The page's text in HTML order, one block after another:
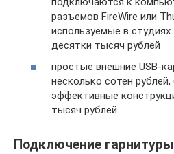
разъемов FireWire или
используемые в студиях
десятки тысяч рублей
простые внешние USB-
несколько сотен
эффективные
тысяч рублей
Подключение